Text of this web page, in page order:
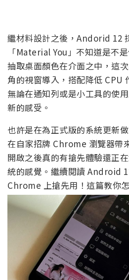
繼材料設計之後，Andorid 12
「Material You」不知道是不
抽取桌面顏色在介面之中，這
角的視窗導入，搭配降低 CPU
無論在通知列或是小工具的使
新的感受。
也許是在為正式版的系統更新
在自家招牌 Chrome 瀏覽器帶
開啟之後真的有搶先體驗還正
統的感覺。繼續閱讀 Android
Chrome 上搶先用！這篇教你